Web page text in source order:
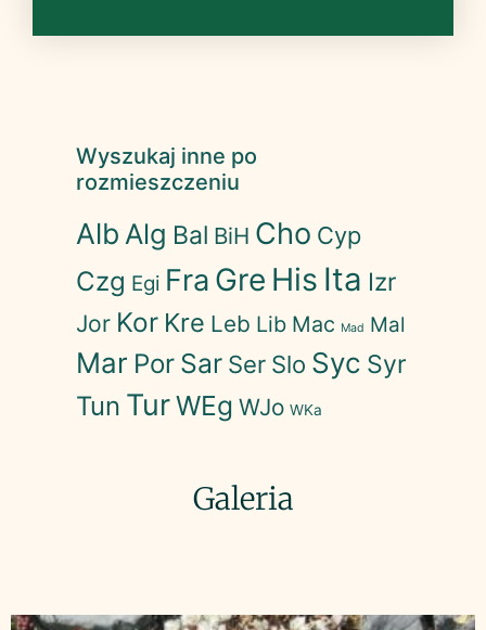
Wyszukaj inne po
rozmieszczeniu
Alb Alg Bal BiH Cho Cyp
Czg Egi Fra Gre His Ita Izr
Jor Kor Kre Leb Lib Mac Mad Mal
Mar Por Sar Ser Slo Syc Syr
Tun TurWEg WJo WKa
Galeria